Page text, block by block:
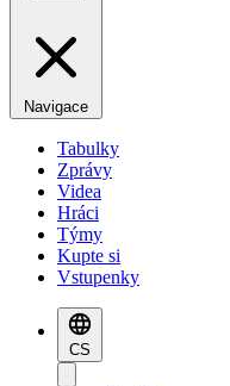
Navigace
Tabulky
Zprávy
Videa
Hráci
Týmy
Kupte si
Vstupenky
CS